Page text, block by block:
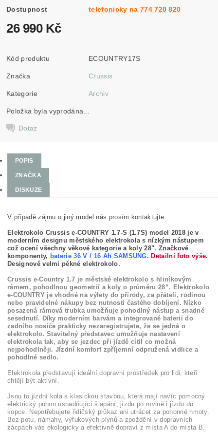
Dostupnost telefonicky na 774 720 820
26 990 Kč
Kód produktu ECOUNTRY17S
Značka Crussis
Kategorie Archiv
Položka byla vyprodána...
Dotaz
POPIS
ZNAČKA
DISKUZE
V případě zájmu o jiný model nás prosím kontaktujte
Elektrokolo Crussis e-COUNTRY 1.7-S (1.7S) model 2018 je v
moderním designu městského elektrokola s nízkým nástupem
což ocení všechny věkové kategorie a koly 28". Značkové
komponenty, baterie 36 V / 16 Ah SAMSUNG. Detailní foto výše.
Designově velmi pěkné elektrokolo.
Crussis e-Country 1.7 je městské elektrokolo s hliníkovým
rámem, pohodlnou geometrií a koly o průměru 28“. Elektrokolo
e-COUNTRY je vhodné na výlety do přírody, za přáteli, rodinou
nebo pravidelné nákupy bez nutnosti častého dobíjení. Nízko
posazená rámová trubka umožňuje pohodlný nástup a snadné
sesednutí. Díky moderním barvám a integrované baterii do
zadního nosiče prakticky nezaregistrujete, že se jedná o
elektrokolo. Stavitelný představec umožňuje nastavení
elektrokola tak, aby se jezdec při jízdě cítil co možná
nejpohodlněji. Jízdní komfort zpříjemní odpružená vidlice a
pohodlné sedlo.
Elektrokola představují ideální dopravní prostředek pro lidi, kteří
chtějí být aktivní.
Jsou to jízdní kola s klasickou stavbou, která mají navíc pomocný
elektrický pohon usnadňující šlapání, jízdu po rovině i jízdu do
kopce. Nepotřebujete řidičský průkaz ani utrácet za pohonné hmoty.
Bez potu, námahy, výfukových plynů a zpoždění v dopravních
zácpách vás ekologicky a efektivně dopraví z místa A do místa B.